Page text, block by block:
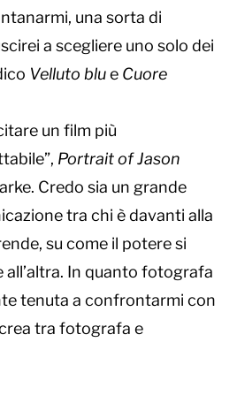
una sorta di
a scegliere uno solo dei
Velluto blue Cuore
un film più
Portrait of Jason
Credo sia un grande
tra chi è davanti alla
su come il potere si
all’altra. In quanto fotografa
tenuta a confrontarmi con
tra fotografa e